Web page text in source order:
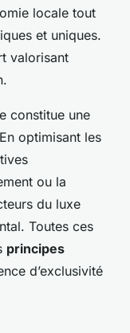
locale tout
et uniques.
valorisant
constitue une
optimisant les
ou la
du luxe
Toutes ces
principes
d’exclusivité